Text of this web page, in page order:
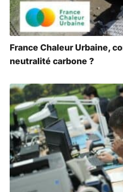
France Chaleur Urbaine,
neutralité carbone ?